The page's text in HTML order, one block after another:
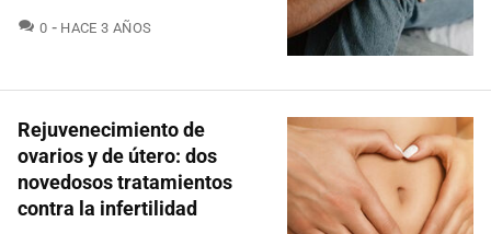
0 COMENTARIOS
HACE 3 AÑOS
Rejuvenecimiento de
ovarios y de útero: dos
novedosos tratamientos
contra la infertilidad